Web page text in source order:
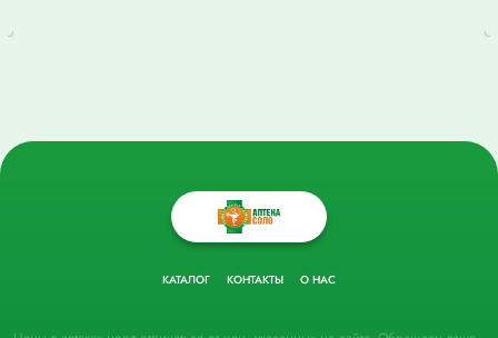
КАТАЛОГ КОНТАКТЫ О НАС